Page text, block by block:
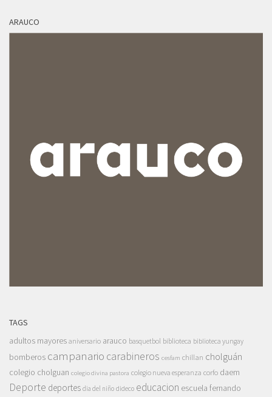
ARAUCO
TAGS
adultos mayores aniversario arauco basquetbol biblioteca biblioteca yungay
bomberos campanario carabineros cesfam chillan cholguán
colegio cholguan colegio divina pastora colegio nueva esperanza corfo daem
Deporte deportes dia del niño dideco educacion escuela fernando